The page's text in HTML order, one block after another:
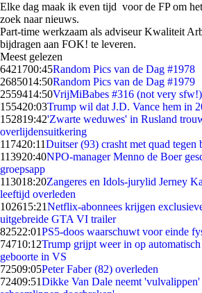
Elke dag maak ik even tijd voor de FP om
zoek naar nieuws.
Part-time werkzaam als adviseur Kwaliteit
bijdragen aan FOK! te leveren.
Meest gelezen
6421700:45Random Pics van de Dag #1978
2685014:50Random Pics van de Dag #1979
2559414:50VrijMiBabes #316 (not very sfw!)
155420:03Trump wil dat J.D. Vance hem in
152819:42'Zwarte weduwes' in Rusland
overlijdensuitkering
117420:11Duitser (93) crasht met quad tegen
113920:40NPO-manager Menno de Boer
groepsapp
113018:20Zangeres en Idols-jurylid Jerney
leeftijd overleden
102615:21Netflix-abonnees krijgen
uitgebreide GTA VI trailer
82522:01PS5-doos waarschuwt voor einde
74710:12Trump grijpt weer in op automatisch
geboorte in VS
72509:05Peter Faber (82) overleden
72409:51Dikke Van Dale neemt 'vulvalippen'